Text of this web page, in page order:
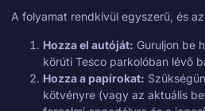
A folyamat rendkívül egyszerű, és
Hozza el autóját: Guruljon be
körúti Tesco parkolóban lévő
Hozza a papírokat:
kötvényre (vagy az aktuális